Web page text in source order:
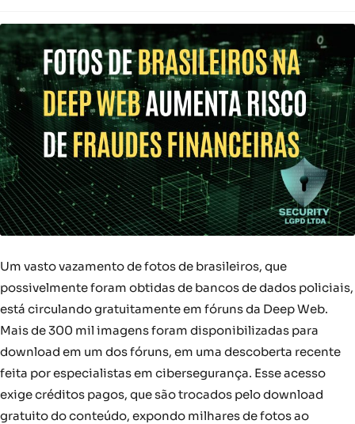
Um vasto vazamento de fotos de brasileiros, que
possivelmente foram obtidas de bancos de dados policiais,
está circulando gratuitamente em fóruns da Deep Web.
Mais de 300 mil imagens foram disponibilizadas para
download em um dos fóruns, em uma descoberta recente
feita por especialistas em cibersegurança. Esse acesso
exige créditos pagos, que são trocados pelo download
gratuito do conteúdo, expondo milhares de fotos ao